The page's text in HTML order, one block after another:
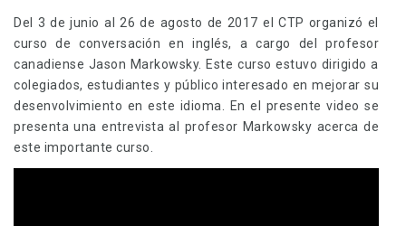
Del 3 de junio al 26 de agosto de 2017 el CTP organizó el
curso de conversación en inglés, a cargo del profesor
canadiense Jason Markowsky. Este curso estuvo dirigido a
colegiados, estudiantes y público interesado en mejorar su
desenvolvimiento en este idioma. En el presente video se
presenta una entrevista al profesor Markowsky acerca de
este importante curso.